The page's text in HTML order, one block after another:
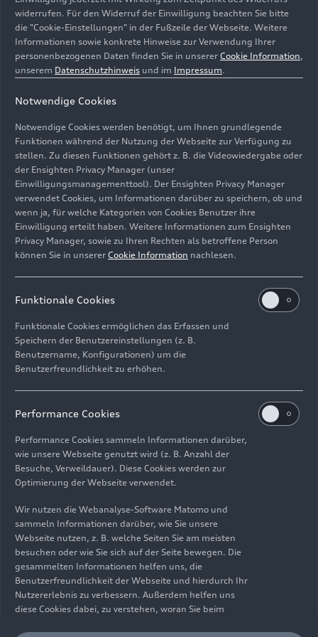
Anne-Suse Enßle(l.), Matteo Haitzmann und Franca
Luisa Burandt (r.), Darsteller der Salzburger Festspiele
auf der Bühne des Kinosaals im Audi museum mobile.
Bild-Nr: A251285 · Copyright: AUDI AG
Rechte: Verwendung für Pressezwecke honorarfrei
ImpressumRechtliches
Hinweisgebersystem
Informationen zur BarrierefreiheitKontakt
© 2026 AUDI AG. Alle Rechte vorbehalten.
EN
Die Angaben zu Kraftstoffverbrauch, Stromverbrauch, CO₂-
Emissionen und elektrischer Reichweite wurden nach dem
gesetzlich vorgeschriebenen Messverfahren „Worldwide
Harmonized Light Vehicles Test Procedure“ (WLTP) gemäß
Verordnung (EG) 715/2007 ermittelt. Zusatzausstattungen und
Zubehör (Anbauteile, Reifenformat usw.) können relevante
widerrufen. Für den Widerruf der Einwilligung beachten Sie bitte
die "Cookie-Einstellungen" in der Fußzeile der Webseite. Weitere
Informationen sowie konkrete Hinweise zur Verwendung Ihrer
personenbezogenen Daten finden Sie in unserer Cookie Information,
unserem Datenschutzhinweis und im Impressum.
Notwendige Cookies
Notwendige Cookies werden benötigt, um Ihnen grundlegende
Funktionen während der Nutzung der Webseite zur Verfügung zu
stellen. Zu diesen Funktionen gehört z. B. die Videowiedergabe oder
der Ensighten Privacy Manager (unser
Einwilligungsmanagementtool). Der Ensighten Privacy Manager
verwendet Cookies, um Informationen darüber zu speichern, ob und
wenn ja, für welche Kategorien von Cookies Benutzer ihre
Einwilligung erteilt haben. Weitere Informationen zum Ensighten
Privacy Manager, sowie zu Ihren Rechten als betroffene Person
können Sie in unserer Cookie Information nachlesen.
Funktionale Cookies
Funktionale Cookies ermöglichen das Erfassen und
Speichern der Benutzereinstellungen (z. B.
Benutzername, Konfigurationen) um die
Benutzerfreundlichkeit zu erhöhen.
Performance Cookies
Performance Cookies sammeln Informationen darüber,
wie unsere Webseite genutzt wird (z. B. Anzahl der
Besuche, Verweildauer). Diese Cookies werden zur
Optimierung der Webseite verwendet.
Wir nutzen die Webanalyse-Software Matomo und
sammeln Informationen darüber, wie Sie unsere
Webseite nutzen, z. B. welche Seiten Sie am meisten
besuchen oder wie Sie sich auf der Seite bewegen. Die
gesammelten Informationen helfen uns, die
Benutzerfreundlichkeit der Webseite und hierdurch Ihr
Nutzererlebnis zu verbessern. Außerdem helfen uns
diese Cookies dabei, zu verstehen, woran Sie beim